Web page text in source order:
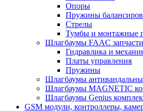
Опоры
Пружины
Стрелы
Тумбы и монтажные
Шлагбаумы FAAC запчасти
Гидравлика и
Платы управления
Пружины
Шлагбаумы
Шлагбаумы MAGNETIC
Шлагбаумы Genius
GSM модули, контроллеры,